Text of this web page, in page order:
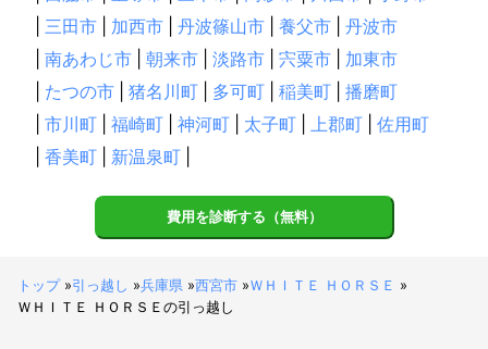
三田市 加西市 丹波篠山市 養父市
丹波市
南あわじ市 朝来市 淡路市 宍粟市
加東市
たつの市 猪名川町 多可町 稲美町
播磨町
市川町 福崎町 神河町 太子町 上郡町
佐用町
香美町 新温泉町
費用を診断する（無料）
トップ»引っ越し »兵庫県 »西宮市 »ＷＨＩＴＥ ＨＯＲＳＥ »
ＷＨＩＴＥ ＨＯＲＳＥの引っ越し